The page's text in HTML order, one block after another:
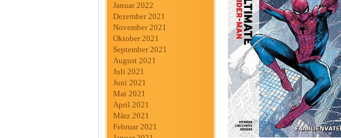
Januar 2022
Dezember 2021
November 2021
Oktober 2021
September 2021
August 2021
Juli 2021
Juni 2021
Mai 2021
April 2021
März 2021
Februar 2021